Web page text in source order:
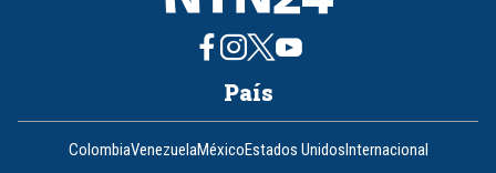
País
ColombiaVenezuelaMéxicoEstados UnidosInternacional